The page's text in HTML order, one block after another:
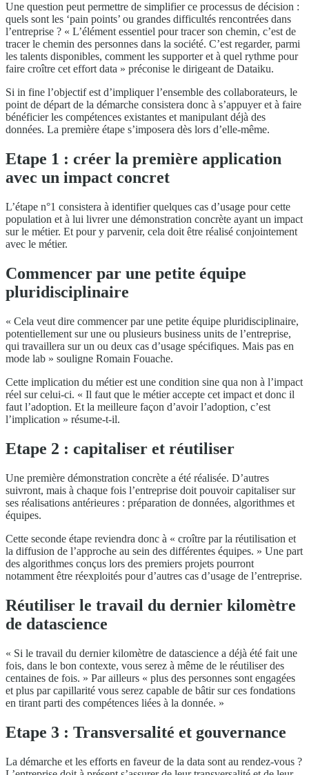
Une question peut permettre de simplifier ce processus de décision :
quels sont les ‘pain points’ ou grandes difficultés rencontrées dans
l’entreprise ? « L’élément essentiel pour tracer son chemin, c’est de
tracer le chemin des personnes dans la société. C’est regarder, parmi
les talents disponibles, comment les supporter et à quel rythme pour
faire croître cet effort data » préconise le dirigeant de Dataiku.
Si in fine l’objectif est d’impliquer l’ensemble des collaborateurs, le
point de départ de la démarche consistera donc à s’appuyer et à faire
bénéficier les compétences existantes et manipulant déjà des
données. La première étape s’imposera dès lors d’elle-même.
Etape 1 : créer la première application
avec un impact concret
L’étape n°1 consistera à identifier quelques cas d’usage pour cette
population et à lui livrer une démonstration concrète ayant un impact
sur le métier. Et pour y parvenir, cela doit être réalisé conjointement
avec le métier.
Commencer par une petite équipe
pluridisciplinaire
« Cela veut dire commencer par une petite équipe pluridisciplinaire,
potentiellement sur une ou plusieurs business units de l’entreprise,
qui travaillera sur un ou deux cas d’usage spécifiques. Mais pas en
mode lab » souligne Romain Fouache.
Cette implication du métier est une condition sine qua non à l’impact
réel sur celui-ci. « Il faut que le métier accepte cet impact et donc il
faut l’adoption. Et la meilleure façon d’avoir l’adoption, c’est
l’implication » résume-t-il.
Etape 2 : capitaliser et réutiliser
Une première démonstration concrète a été réalisée. D’autres
suivront, mais à chaque fois l’entreprise doit pouvoir capitaliser sur
ses réalisations antérieures : préparation de données, algorithmes et
équipes.
Cette seconde étape reviendra donc à « croître par la réutilisation et
la diffusion de l’approche au sein des différentes équipes. » Une part
des algorithmes conçus lors des premiers projets pourront
notamment être réexploités pour d’autres cas d’usage de l’entreprise.
Réutiliser le travail du dernier kilomètre
de datascience
« Si le travail du dernier kilomètre de datascience a déjà été fait une
fois, dans le bon contexte, vous serez à même de le réutiliser des
centaines de fois. » Par ailleurs « plus des personnes sont engagées
et plus par capillarité vous serez capable de bâtir sur ces fondations
en tirant parti des compétences liées à la donnée. »
Etape 3 : Transversalité et gouvernance
La démarche et les efforts en faveur de la data sont au rendez-vous ?